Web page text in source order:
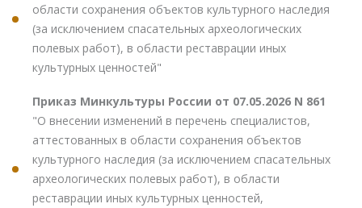
области сохранения объектов культурного наследия
(за исключением спасательных археологических
полевых работ), в области реставрации иных
культурных ценностей"
Приказ Минкультуры России от 07.05.2026 N 861
"О внесении изменений в перечень специалистов,
аттестованных в области сохранения объектов
культурного наследия (за исключением спасательных
археологических полевых работ), в области
реставрации иных культурных ценностей,